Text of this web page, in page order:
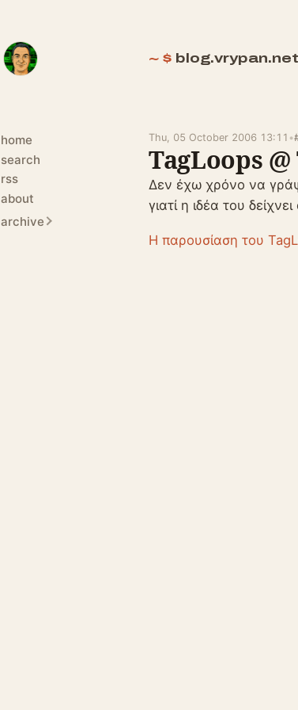
home
search
rss
about
archive
blog.vrypan.net
Thu, 05 October 2006 13:11 •
TagLoops
Δεν έχω χρόνο να
γιατί η ιδέα του
Η παρουσίαση του